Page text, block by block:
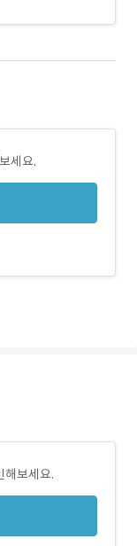
세요.
해보세요.